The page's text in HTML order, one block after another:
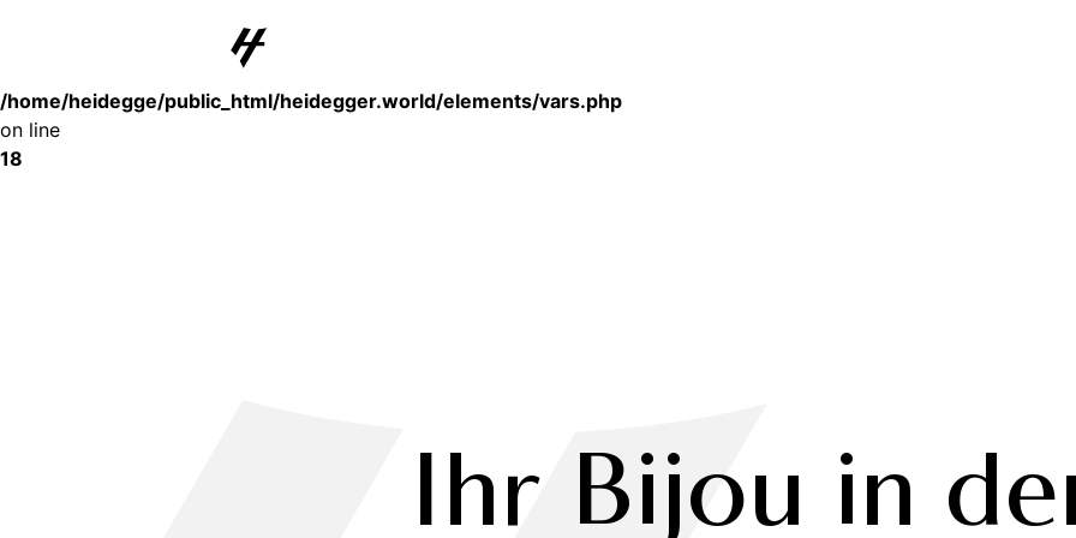
: substr(): Passing null to parameter #1 ($string) of type string is deprecated in
/home/heidegge/public_html/heidegger.world/elements/vars.php
on line
18
Ihr Bijou in